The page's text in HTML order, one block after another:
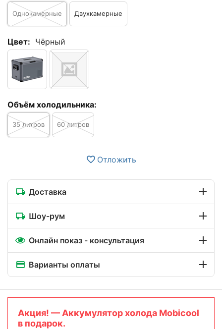
Однокамерные Двухкамерные
Цвет: Чёрный
Объём холодильника:
35 литров 60 литров
Отложить
Доставка
Шоу-рум
Онлайн показ - консультация
Варианты оплаты
Aкция! — Аккумулятор холода Mobicool
в подарок.